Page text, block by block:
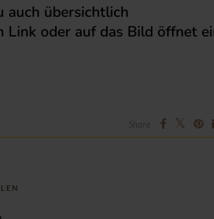
auch übersichtlich
Link oder auf das Bild öffnet
Share